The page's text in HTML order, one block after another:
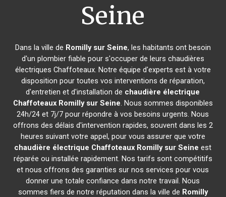
Seine
Dans la ville de Romilly sur Seine, les habitants ont besoin
d'un plombier fiable pour s'occuper de leurs chaudières
électriques Chaffoteaux. Notre équipe d'experts est à votre
disposition pour toutes vos interventions de réparation,
d'entretien et d'installation de chaudière électrique
Chaffoteaux Romilly sur Seine. Nous sommes disponibles
24h/24 et 7j/7 pour répondre à vos besoins urgents. Nous
offrons des délais d'intervention rapides, souvent dans les 2
heures suivant votre appel, pour vous assurer que votre
chaudière électrique Chaffoteaux Romilly sur Seine est
réparée ou installée rapidement. Nos tarifs sont compétitifs
et nous offrons des garanties sur nos services pour vous
donner une totale confiance dans notre travail. Nous
sommes fiers de notre réputation dans la ville de Romilly